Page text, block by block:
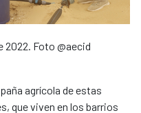
2022. Foto @aecid
agrícola de estas
que viven en los barrios